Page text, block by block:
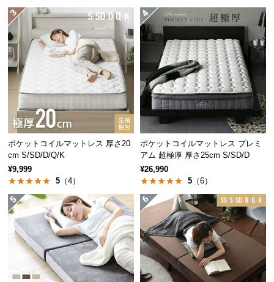
つ
搬
入
経
路
に
つ
い
返
品・
キ
ャ
ン
ル
4㎝と3㎝の極厚ウレタンが底付き感を無くし、ふん
わりと包み込むような寝心地を生み出します。
ウレタンの厚み 7㎝
2層のウレタンがしっかりと支える
ポケットコイルマットレス 厚さ20
cm S/SD/D/Q/K
¥9,999
5 （4）
ポケットコイルマットレス プレミ
アム 超極厚 厚さ25cm S/SD/D
¥26,990
5 （6）